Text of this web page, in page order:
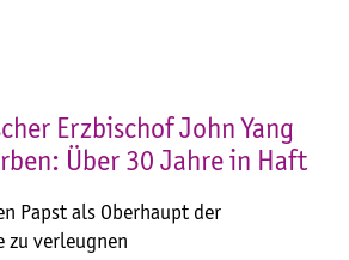
Erzbischof John Yang
Über 30 Jahre in Haft
Papst als Oberhaupt der
zu verleugnen